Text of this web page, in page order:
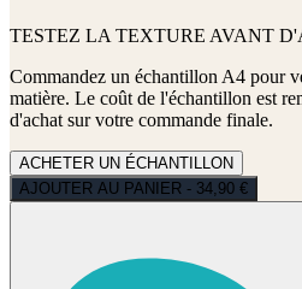
TESTEZ LA TEXTURE AVANT
Commandez un échantillon A4 pour
matière. Le coût de l'échantillon est
d'achat sur votre commande finale.
ACHETER UN ÉCHANTILLON
AJOUTER AU PANIER - 34,90 €